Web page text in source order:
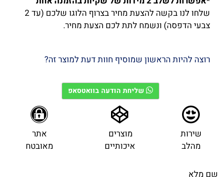
שלחו לנו בקשה להצעת מחיר בצרוף הלוגו שלכם (עד 2
צבעי הדפסה) ונשמח לתת לכם הצעת מחיר.
רוצה להיות הראשון שמוסיף חוות דעת למוצר זה?
שליחת הודעה בוואטסאפ
שירות
מהלב
מוצרים
איכותיים
אתר
מאובטח
שם מלא